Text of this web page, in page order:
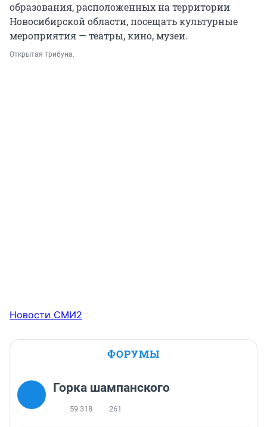
образования, расположенных на территории
Новосибирской области, посещать культурные
мероприятия — театры, кино, музеи.
Открытая трибуна.
Новости СМИ2
ФОРУМЫ
Горка шампанского
59 318 261